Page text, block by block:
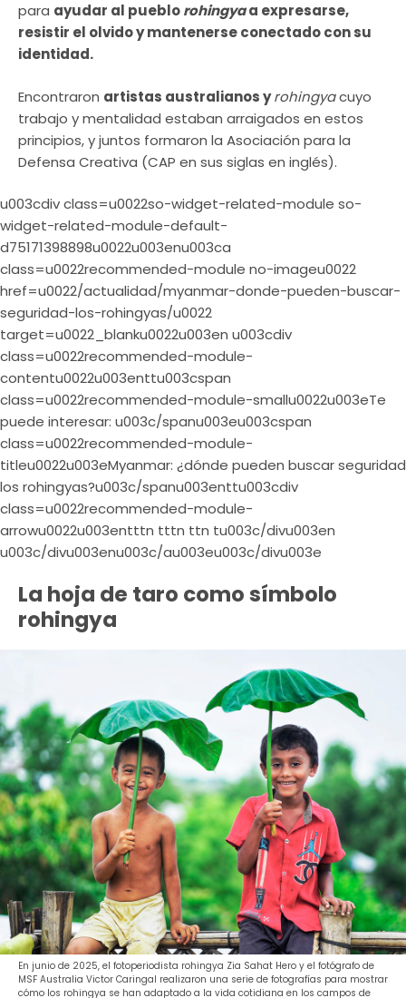
para ayudar al pueblorohingyaa expresarse,
resistir el olvido y mantenerse conectado con su
identidad.
Encontraron artistas australianos yrohingyacuyo
trabajo y mentalidad estaban arraigados en estos
principios, y juntos formaron la Asociación para la
Defensa Creativa (CAP en sus siglas en inglés).
u003cdiv class=u0022so-widget-related-module so-
widget-related-module-default-
d75171398898u0022u003enu003ca
class=u0022recommended-module no-imageu0022
href=u0022/actualidad/myanmar-donde-pueden-buscar-
seguridad-los-rohingyas/u0022
target=u0022_blanku0022u003en u003cdiv
class=u0022recommended-module-
contentu0022u003enttu003cspan
class=u0022recommended-module-smallu0022u003eTe
puede interesar: u003c/spanu003eu003cspan
class=u0022recommended-module-
titleu0022u003eMyanmar: ¿dónde pueden buscar seguridad
los rohingyas?u003c/spanu003enttu003cdiv
class=u0022recommended-module-
arrowu0022u003entttn tttn ttn tu003c/divu003en
u003c/divu003enu003c/au003eu003c/divu003e
La hoja de taro como símbolo
rohingya
En junio de 2025, el fotoperiodista rohingya Zia Sahat Hero y el fotógrafo de
MSF Australia Victor Caringal realizaron una serie de fotografías para mostrar
cómo los rohingya se han adaptado a la vida cotidiana en los campos de